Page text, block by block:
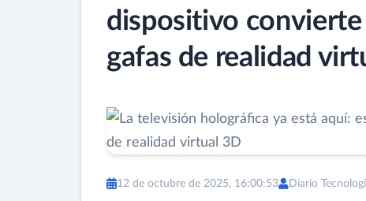
dispositivo convierte
gafas de realidad
12 de octubre de 2025, 16:00:53 Diario